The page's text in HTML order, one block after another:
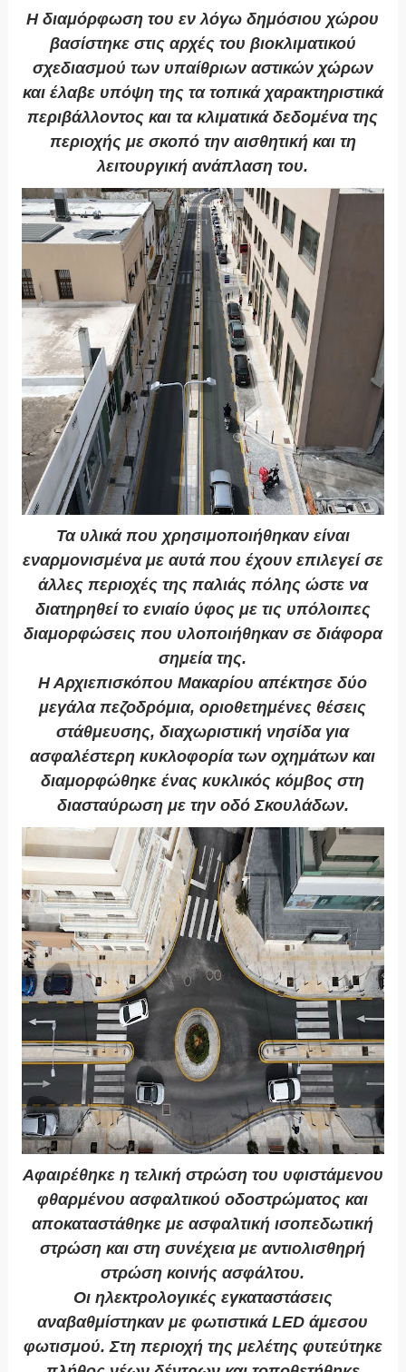
Η διαμόρφωση του εν λόγω δημόσιου χώρου
βασίστηκε στις αρχές του βιοκλιματικού
σχεδιασμού των υπαίθριων αστικών χώρων
και έλαβε υπόψη της τα τοπικά χαρακτηριστικά
περιβάλλοντος και τα κλιματικά δεδομένα της
περιοχής με σκοπό την αισθητική και τη
λειτουργική ανάπλαση του.
Τα υλικά που χρησιμοποιήθηκαν είναι
εναρμονισμένα με αυτά που έχουν επιλεγεί σε
άλλες περιοχές της παλιάς πόλης ώστε να
διατηρηθεί το ενιαίο ύφος με τις υπόλοιπες
διαμορφώσεις που υλοποιήθηκαν σε διάφορα
σημεία της.
Η Αρχιεπισκόπου Μακαρίου απέκτησε δύο
μεγάλα πεζοδρόμια, οριοθετημένες θέσεις
στάθμευσης, διαχωριστική νησίδα για
ασφαλέστερη κυκλοφορία των οχημάτων και
διαμορφώθηκε ένας κυκλικός κόμβος στη
διασταύρωση με την οδό Σκουλάδων.
Αφαιρέθηκε η τελική στρώση του υφιστάμενου
φθαρμένου ασφαλτικού οδοστρώματος και
αποκαταστάθηκε με ασφαλτική ισοπεδωτική
στρώση και στη συνέχεια με αντιολισθηρή
στρώση κοινής ασφάλτου.
Οι ηλεκτρολογικές εγκαταστάσεις
αναβαθμίστηκαν με φωτιστικά LED άμεσου
φωτισμού. Στη περιοχή της μελέτης φυτεύτηκε